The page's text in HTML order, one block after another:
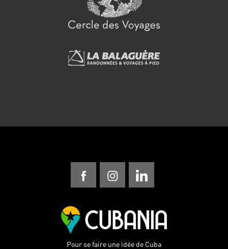
Pour se faire une idée de Cuba